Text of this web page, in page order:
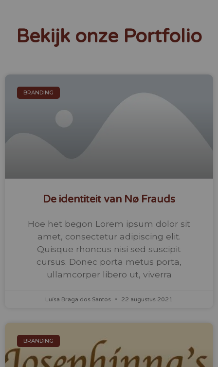
Bekijk onze Portfolio
BRANDING
De identiteit van Nø Frauds
Hoe het begon Lorem ipsum dolor sit
amet, consectetur adipiscing elit.
Quisque rhoncus nisi sed suscipit
cursus. Donec porta metus porta,
ullamcorper libero ut, viverra
Luísa Braga dos Santos 22 augustus 2021
BRANDING